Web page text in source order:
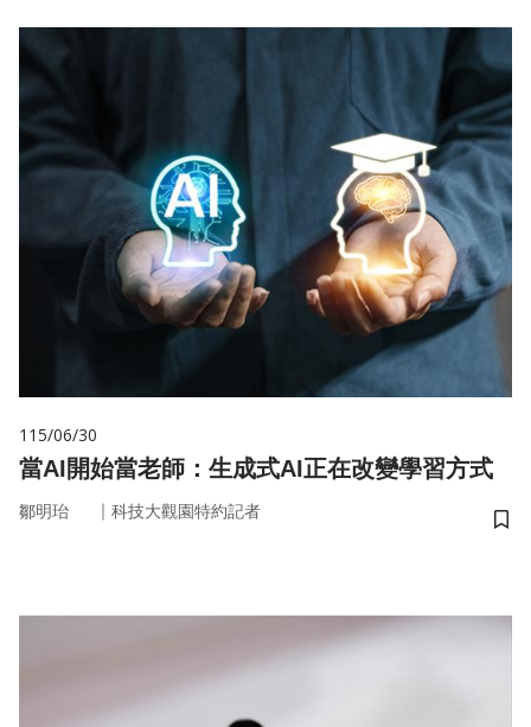
115/06/30
當AI開始當老師：生成式AI正在改變學習方式
鄒明珆 ｜ 科技大觀園特約記者
儲